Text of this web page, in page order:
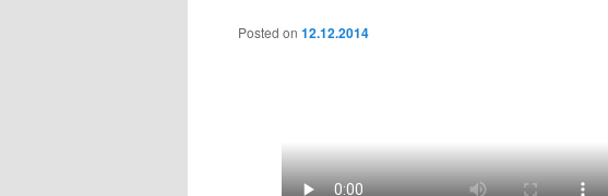
Beitrags-Navigation
Posted on 12.12.2014